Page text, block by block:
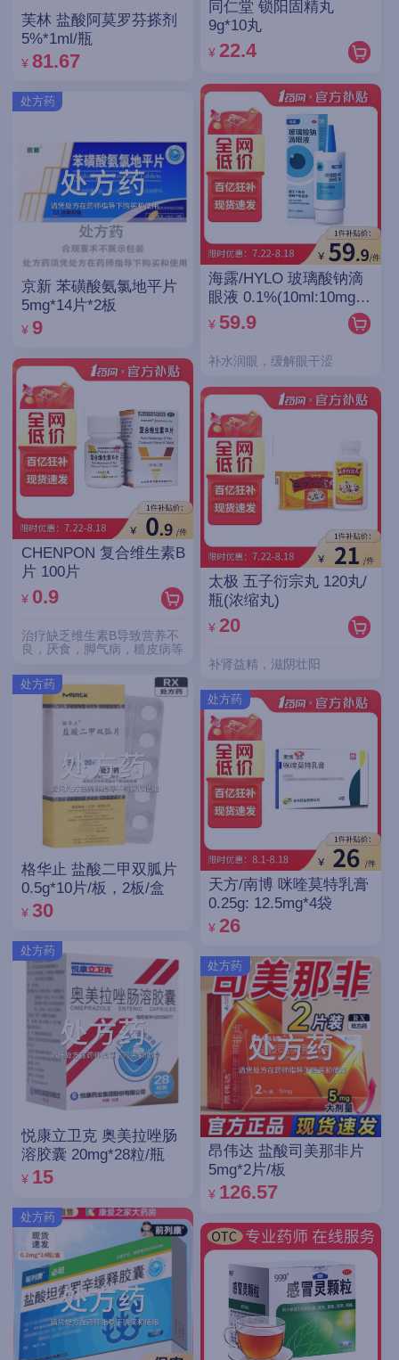
芙林 盐酸阿莫罗芬搽剂
5%*1ml/瓶
¥ 81.67
处方药
京新 苯磺酸氨氯地平片
5mg*14片*2板
¥ 9
CHENPON 复合维生素B
片 100片
¥ 0.9
治疗缺乏维生素B导致营养不
良，厌食，脚气病，糙皮病等
处方药
格华止 盐酸二甲双胍片
0.5g*10片/板，2板/盒
¥ 30
处方药
悦康立卫克 奥美拉唑肠
溶胶囊 20mg*28粒/瓶
¥ 15
处方药
同仁堂 锁阳固精丸
9g*10丸
¥ 22.4
海露/HYLO 玻璃酸钠滴
眼液 0.1%(10ml:10mg)/
支(OTC)
¥ 59.9
补水润眼，缓解眼干涩
太极 五子衍宗丸 120丸/
瓶(浓缩丸)
¥ 20
补肾益精，滋阴壮阳
处方药
天方/南博 咪喹莫特乳膏
0.25g: 12.5mg*4袋
¥ 26
处方药
昂伟达 盐酸司美那非片
5mg*2片/板
¥ 126.57